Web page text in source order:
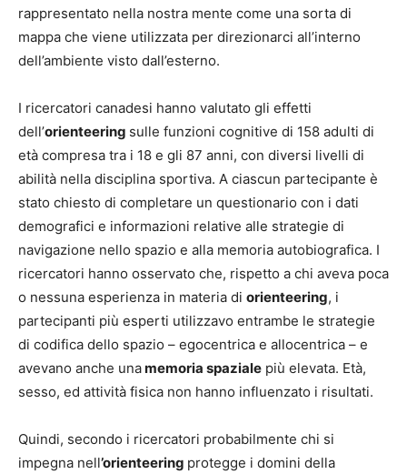
rappresentato nella nostra mente come una sorta di
mappa che viene utilizzata per direzionarci all’interno
dell’ambiente visto dall’esterno.
I ricercatori canadesi hanno valutato gli effetti
dell’orienteering sulle funzioni cognitive di 158 adulti di
età compresa tra i 18 e gli 87 anni, con diversi livelli di
abilità nella disciplina sportiva. A ciascun partecipante è
stato chiesto di completare un questionario con i dati
demografici e informazioni relative alle strategie di
navigazione nello spazio e alla memoria autobiografica. I
ricercatori hanno osservato che, rispetto a chi aveva poca
o nessuna esperienza in materia di orienteering, i
partecipanti più esperti utilizzavo entrambe le strategie
di codifica dello spazio – egocentrica e allocentrica – e
avevano anche unamemoria spaziale più elevata. Età,
sesso, ed attività fisica non hanno influenzato i risultati.
Quindi, secondo i ricercatori probabilmente chi si
impegna nell’orienteering protegge i domini della